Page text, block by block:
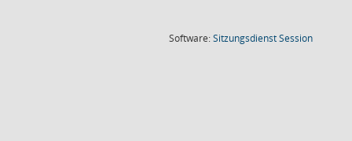
Software:SitzungsdienstSession(Wird in